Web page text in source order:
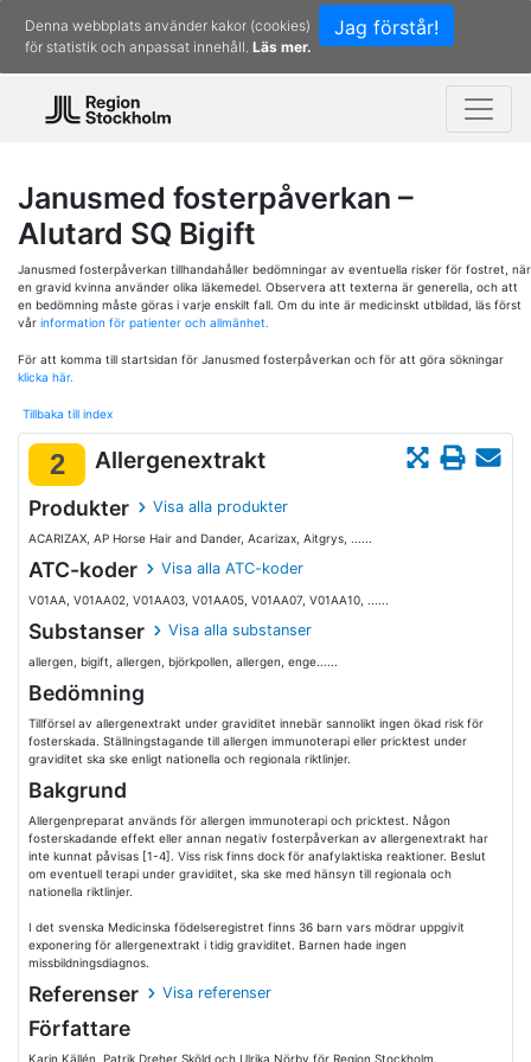
Jag förstår!
Denna webbplats använder kakor (cookies)
för statistik och anpassat innehåll. Läs mer.
Janusmed fosterpåverkan –
Alutard SQ Bigift
Janusmed fosterpåverkan tillhandahåller bedömningar av eventuella risker för fostret, när
en gravid kvinna använder olika läkemedel. Observera att texterna är generella, och att
en bedömning måste göras i varje enskilt fall. Om du inte är medicinskt utbildad, läs först
vår information för patienter och allmänhet.
För att komma till startsidan för Janusmed fosterpåverkan och för att göra sökningar
klicka här.
Tillbaka till index
2 Allergenextrakt
Produkter Visa alla produkter
ACARIZAX, AP Horse Hair and Dander, Acarizax, Aitgrys, ......
ATC-koder Visa alla ATC-koder
V01AA, V01AA02, V01AA03, V01AA05, V01AA07, V01AA10, ......
Substanser Visa alla substanser
allergen, bigift, allergen, björkpollen, allergen, enge......
Bedömning
Tillförsel av allergenextrakt under graviditet innebär sannolikt ingen ökad risk för
fosterskada. Ställningstagande till allergen immunoterapi eller pricktest under
graviditet ska ske enligt nationella och regionala riktlinjer.
Bakgrund
Allergenpreparat används för allergen immunoterapi och pricktest. Någon
fosterskadande effekt eller annan negativ fosterpåverkan av allergenextrakt har
inte kunnat påvisas [1-4]. Viss risk finns dock för anafylaktiska reaktioner. Beslut
om eventuell terapi under graviditet, ska ske med hänsyn till regionala och
nationella riktlinjer.
I det svenska Medicinska födelseregistret finns 36 barn vars mödrar uppgivit
exponering för allergenextrakt i tidig graviditet. Barnen hade ingen
missbildningsdiagnos.
Referenser Visa referenser
Författare
Karin Källén, Patrik Dreher Sköld och Ulrika Nörby för Region Stockholm.